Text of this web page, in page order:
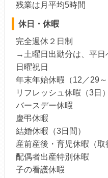
残業は月平均5時間
休日・休暇
完全週休２日制
→土曜日出勤分は、平日
日曜祝日
年末年始休暇（12／29～
リフレッシュ休暇（3日）
バースデー休暇
慶弔休暇
結婚休暇（3日間）
産前産後・育児休暇（取
配偶者出産特別休暇
子の看護休暇